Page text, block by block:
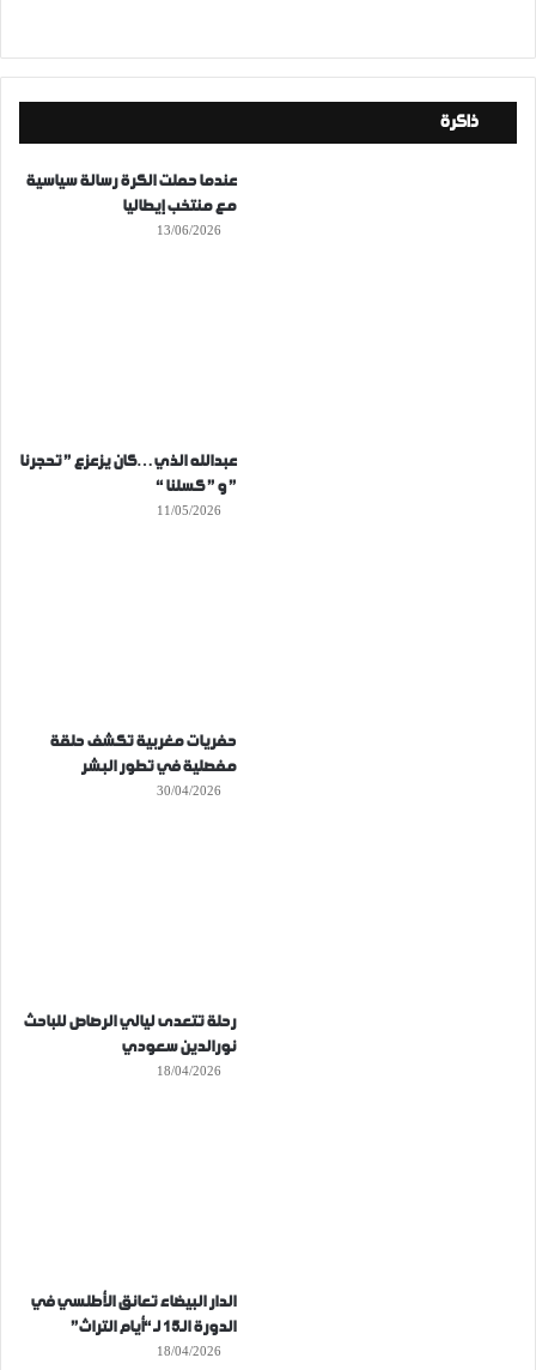
ذاكرة
عندما حملت الكرة رسالة سياسية
مع منتخب إيطاليا
13/06/2026
عبدالله الذي…كان يزعزع ” تحجرنا
” و ” كسلنا “
11/05/2026
حفريات مغربية تكشف حلقة
مفصلية في تطور البشر
30/04/2026
رحلة تتعدى ليالي الرصاص للباحث
نورالدين سعودي
18/04/2026
الدار البيضاء تعانق الأطلسي في
الدورة الـ15 لـ “أيام التراث”
18/04/2026